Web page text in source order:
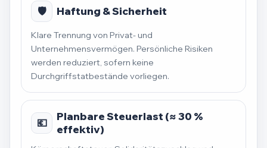
🛡️ Haftung & Sicherheit
Klare Trennung von Privat- und
Unternehmensvermögen. Persönliche Risiken
werden reduziert, sofern keine
Durchgriffstatbestände vorliegen.
💶
Planbare Steuerlast (≈ 30 %
effektiv)